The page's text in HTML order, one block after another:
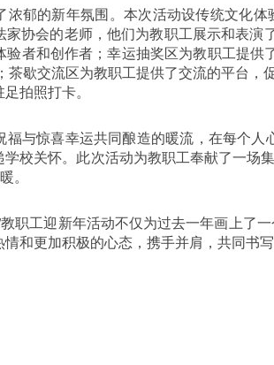
浓郁的新年氛围。本次活动设传统文化
协会的老师，他们为教职工展示和表
者和创作者；幸运抽奖区为教职工提供
茶歇交流区为教职工提供了交流的平台
拍照打卡。
与惊喜幸运共同酿造的暖流，在每个
学校关怀。此次活动为教职工奉献了一
。
职工迎新年活动不仅为过去一年画上了
和更加积极的心态，携手并肩，共同书